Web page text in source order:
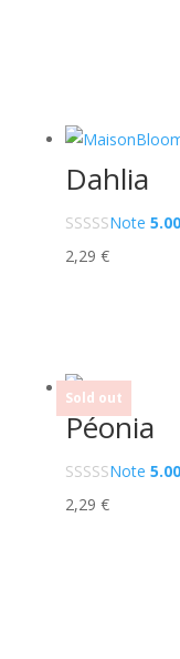
Dahlia
Note 5.00
2,29 €
Sold out
Péonia
Note 5.00
2,29 €